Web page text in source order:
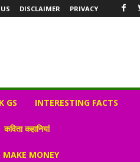
DISCLAIMER PRIVACY
GS INTERESTING FACTS
कविता कहानियां
MONEY